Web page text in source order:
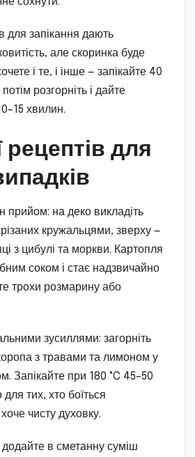
для запікання дають
але скоринка буде
і те, і інше — запікайте 40
розгорніть і дайте
хвилин.
рецептів для
прийом: на деко викладіть
кружальцями, зверху —
з цибулі та моркви. Картопля
соком і стає надзвичайно
трохи розмарину або
зусиллями: загорніть
з травами та лимоном у
Запікайте при 180 °C 45–50
тих, хто боїться
чисту духовку.
додайте в сметанну суміш